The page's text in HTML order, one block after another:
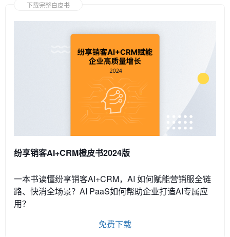
下载完整白皮书
纷享销客AI+CRM橙皮书2024版
一本书读懂纷享销客AI+CRM，AI 如何赋能营销服全链
路、快消全场景？AI PaaS如何帮助企业打造AI专属应
用？
免费下载